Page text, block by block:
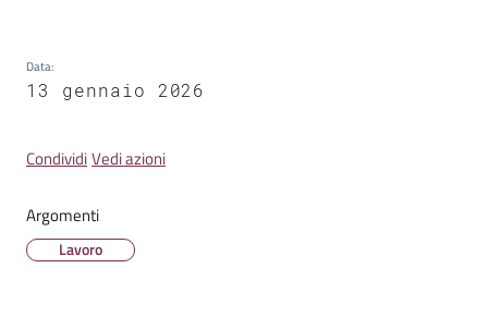
Data:
13 gennaio 2026
CondividiVedi azioni
Argomenti
Lavoro